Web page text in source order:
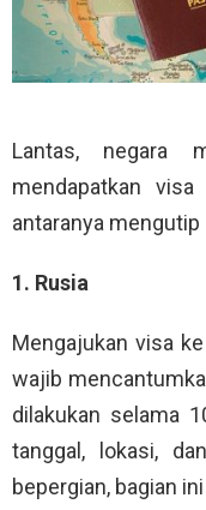
Lantas, negara
mendapatkan
antaranya mengutip
1. Rusia
Mengajukan visa ke
wajib
dilakukan selama
tanggal, lokasi,
bepergian, bagian